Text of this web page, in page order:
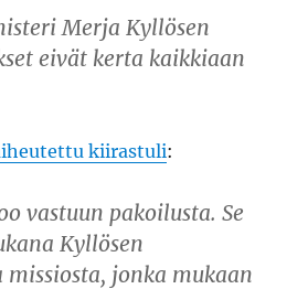
Merja Kyllösen
eivät kerta kaikkiaan
kiirastuli:
vastuun pakoilusta. Se
Kyllösen
jonka mukaan